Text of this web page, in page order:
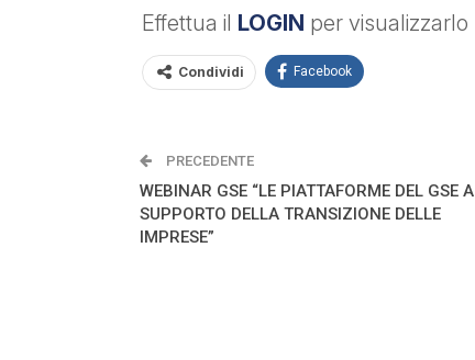
Effettua il LOGIN per visualizzarlo
Condividi Facebook
PRECEDENTE
WEBINAR GSE “LE PIATTAFORME DEL GSE A
SUPPORTO DELLA TRANSIZIONE DELLE
IMPRESE”